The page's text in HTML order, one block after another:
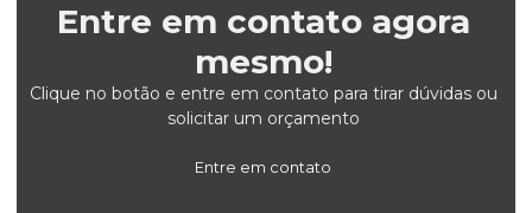
Entre em contato agora
mesmo!
Clique no botão e entre em contato para tirar dúvidas ou
solicitar um orçamento
Entre em contato